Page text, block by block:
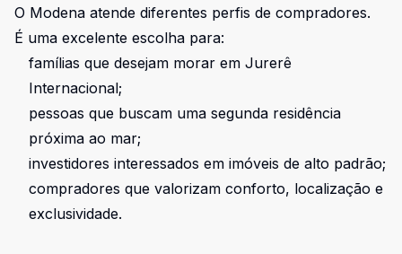
O Modena atende diferentes perfis de compradores.
É uma excelente escolha para:
famílias que desejam morar em Jurerê
Internacional;
pessoas que buscam uma segunda residência
próxima ao mar;
investidores interessados em imóveis de alto padrão;
compradores que valorizam conforto, localização e
exclusividade.